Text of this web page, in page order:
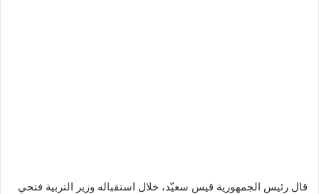
قال رئيس الجمهورية قيس سعيّد، خلال استقباله وزير التربية فتحي